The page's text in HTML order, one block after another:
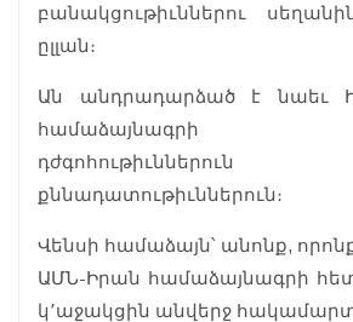
բանակցութիւններու
ըլլան։
Ան անդրադարձած է նաեւ
համաձայնագրի
քննադատութիւններուն։
Վենսի համաձայն՝ անոնք,
ԱՄՆ-Իրան համաձայնագրի
կ՚աջակցին անվերջ